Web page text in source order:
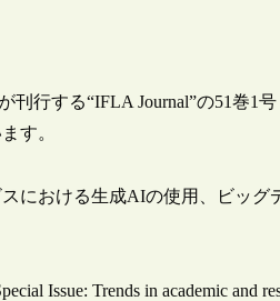
行する“IFLA Journal”の51巻1
す。
における生成AIの使用、ビッ
Issue: Trends in academic and